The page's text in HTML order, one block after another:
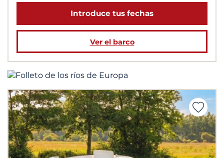
Introduce tus fechas
Ver el barco